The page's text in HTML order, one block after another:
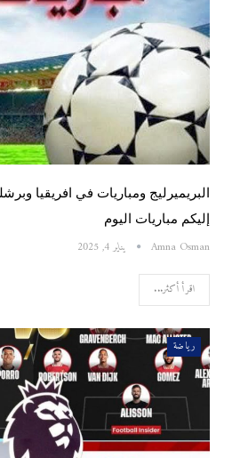
البريميرليج ومباريات في افريقيا
إليكم مباريات اليوم
Amna Osman يناير 4, 2025
اقرأ أكثر...
رياضة